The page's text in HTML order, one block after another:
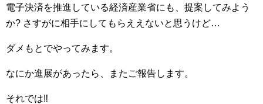
電子決済を推進している経済産業省にも、提案してみよう
か? さすがに相手にしてもらええないと思うけど…
ダメもとでやってみます。
なにか進展があったら、またご報告します。
それでは‼︎